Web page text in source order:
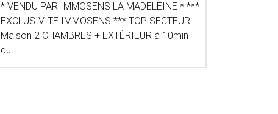
* VENDU PAR IMMOSENS LA MADELEINE * ***
EXCLUSIVITE IMMOSENS *** TOP SECTEUR -
Maison 2 CHAMBRES + EXTÉRIEUR à 10min
du......